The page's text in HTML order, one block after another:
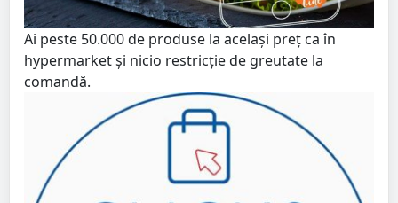
Ai peste 50.000 de produse la același preț ca în
hypermarket și nicio restricție de greutate la
comandă.